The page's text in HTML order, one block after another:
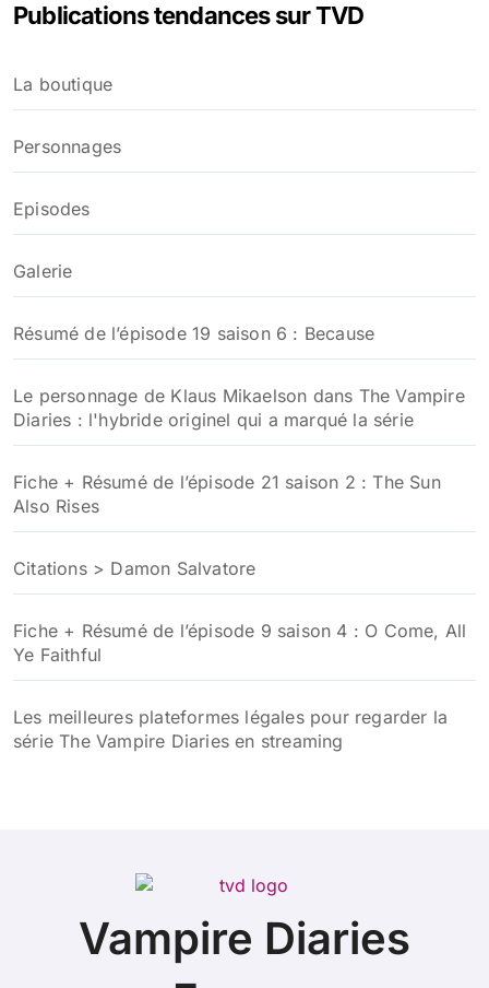
r
e
r
:
Publications tendances sur TVD
La boutique
Personnages
Episodes
Galerie
Résumé de l’épisode 19 saison 6 : Because
Le personnage de Klaus Mikaelson dans The Vampire
Diaries : l'hybride originel qui a marqué la série
Fiche + Résumé de l’épisode 21 saison 2 : The Sun
Also Rises
Citations > Damon Salvatore
Fiche + Résumé de l’épisode 9 saison 4 : O Come, All
Ye Faithful
Les meilleures plateformes légales pour regarder la
série The Vampire Diaries en streaming
Vampire Diaries